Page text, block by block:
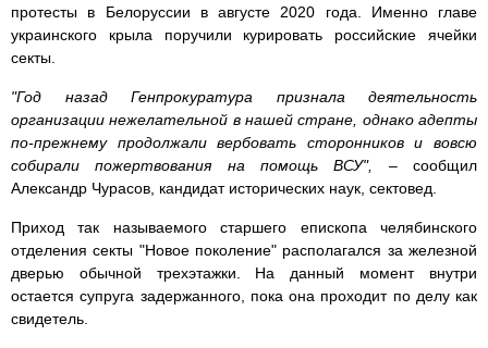
протесты в Белоруссии в августе 2020 года. Именно главе
украинского крыла поручили курировать российские ячейки
секты.
"Год назад Генпрокуратура признала деятельность
организации нежелательной в нашей стране, однако адепты
по-прежнему продолжали вербовать сторонников и вовсю
собирали пожертвования на помощь ВСУ",
– сообщил
Александр Чурасов, кандидат исторических наук, сектовед.
Приход так называемого старшего епископа челябинского
отделения секты "Новое поколение" располагался за железной
дверью обычной трехэтажки. На данный момент внутри
остается супруга задержанного, пока она проходит по делу как
свидетель.